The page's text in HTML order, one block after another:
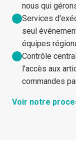
nous qui
Services
seul
équipes
Contrôle
l'accès aux
commandes
Voir notre